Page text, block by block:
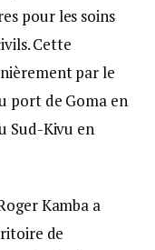
pour les soins
Cette
par le
port de Goma en
Sud-Kivu en
Kamba a
de